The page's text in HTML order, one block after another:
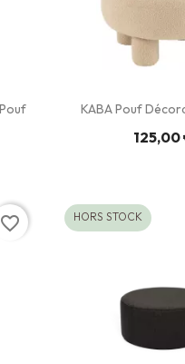
KABA Pouf
125,00
favorite_border HORS STOCK